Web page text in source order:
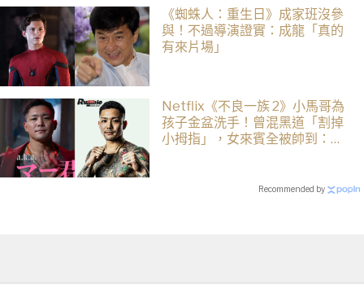
《蜘蛛人：重生日》成家班沒參
與！不過導演證實：成龍「真的
有來片場」
Netflix《不良一族 2》小馬哥為
孩子金盆洗手！曾混黑道「割掉
小拇指」，女來賓全被帥到：超
Recommended by